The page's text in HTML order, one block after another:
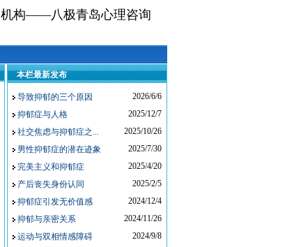
机构——八极青岛心理咨询
本栏最新发布
导致抑郁的三个原因
2026/6/6
抑郁症与人格
2025/12/7
社交焦虑与抑郁症之...
2025/10/26
男性抑郁症的潜在迹象
2025/7/30
完美主义和抑郁症
2025/4/20
产后丧失身份认同
2025/2/5
抑郁症引发无价值感
2024/12/4
抑郁与亲密关系
2024/11/26
运动与双相情感障碍
2024/9/8